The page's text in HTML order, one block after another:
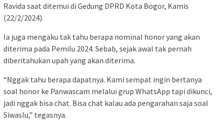
Ravida saat ditemui di Gedung DPRD Kota Bogor, Kamis
(22/2/2024).
Ia juga mengaku tak tahu berapa nominal honor yang akan
diterima pada Pemilu 2024. Sebab, sejak awal tak pernah
diberitahukan upah yang akan diterima.
“Nggak tahu berapa dapatnya. Kami sempat ingin bertanya
soal honor ke Panwascam melalui grup WhatsApp tapi dikunci,
jadi nggak bisa chat. Bisa chat kalau ada pengarahan saja soal
Siwaslu,” tegasnya.